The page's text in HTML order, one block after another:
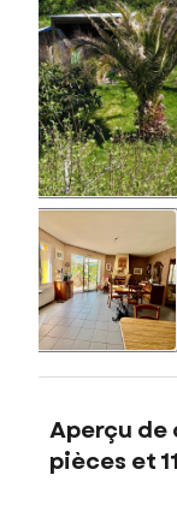
Aperçu de
pièces et